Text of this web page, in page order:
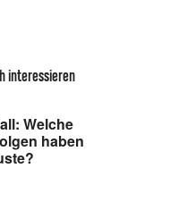
interessieren
Welche
haben